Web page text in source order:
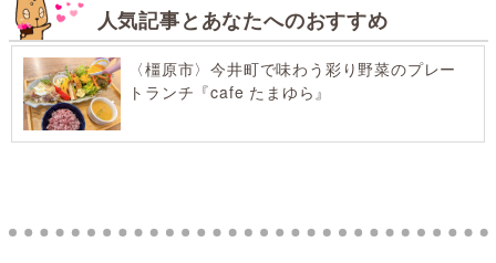
人気記事とあなたへのおすすめ
〈橿原市〉今井町で味わう彩り野菜のプレー
トランチ『cafe たまゆら』